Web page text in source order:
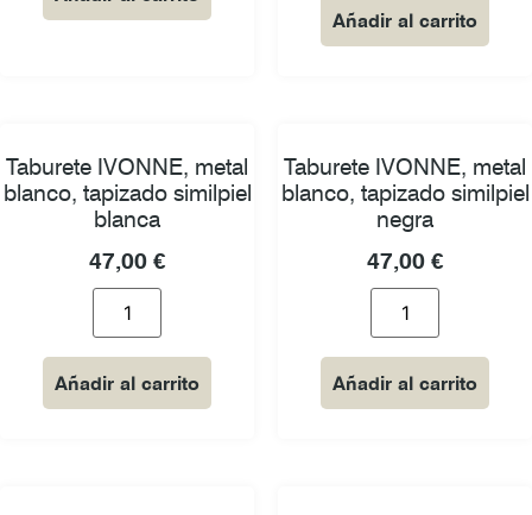
Añadir al carrito
Taburete IVONNE, metal
blanco, tapizado similpiel
blanca
47,00 €
Añadir al carrito
Taburete IVONNE, metal
blanco, tapizado similpiel
negra
47,00 €
Añadir al carrito